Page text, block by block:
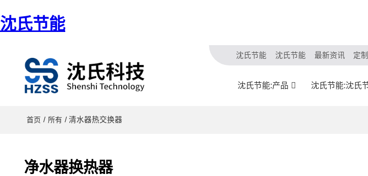
沈氏节能
沈氏节能 沈氏节能 最新资讯 定
沈氏节能:产品 沈氏节能:沈氏
首页 / 所有 / 清水器热交换器
净水器换热器